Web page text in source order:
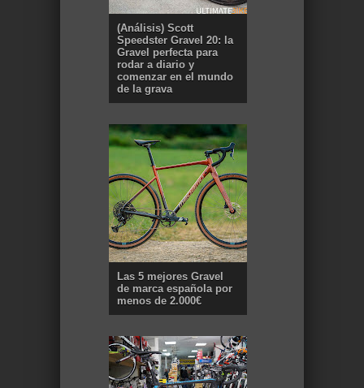
(Análisis) Scott
Speedster Gravel 20: la
Gravel perfecta para
rodar a diario y
comenzar en el mundo
de la grava
Las 5 mejores Gravel
de marca española por
menos de 2.000€